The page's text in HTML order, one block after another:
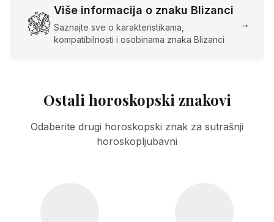
Više informacija o znaku Blizanci
Saznajte sve o karakteristikama,
kompatibilnosti i osobinama znaka Blizanci
→
Ostali horoskopski znakovi
Odaberite drugi horoskopski znak za sutrašnji
horoskopljubavni